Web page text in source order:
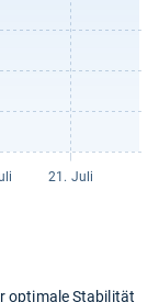
opti­male Sta­bi­li­tät